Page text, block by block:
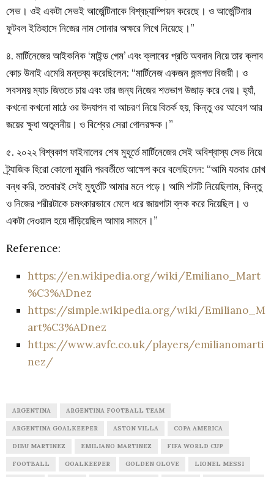
সেভ। ওই একটা সেভই আর্জেন্টিনাকে বিশ্বচ্যাম্পিয়ন করেছে। ও আর্জেন্টিনার
ফুটবল ইতিহাসে নিজের নাম সোনার অক্ষরে লিখে নিয়েছে।”
৪. মার্টিনেজের আইকনিক ‘মাইন্ড গেম’ এবং ক্লাবের প্রতি অবদান নিয়ে তার ক্লাব
কোচ উনাই এমেরি মন্তব্য করেছিলেন: “মার্টিনেজ একজন জন্মগত বিজয়ী। ও
সবসময় ম্যাচ জিততে চায় এবং তার জন্য নিজের শতভাগ উজাড় করে দেয়। হ্যাঁ,
কখনো কখনো মাঠে ওর উদযাপন বা আচরণ নিয়ে বিতর্ক হয়, কিন্তু ওর আবেগ আর
জয়ের ক্ষুধা অতুলনীয়। ও বিশ্বের সেরা গোলরক্ষক।”
৫. ২০২২ বিশ্বকাপ ফাইনালের শেষ মুহূর্তে মার্টিনেজের সেই অবিশ্বাস্য সেভ নিয়ে
ট্র্যাজিক হিরো কোলো মুয়ানি পরবর্তীতে আক্ষেপ করে বলেছিলেন: “আমি যতবার চোখ
বন্ধ করি, ততবারই সেই মুহূর্তটি আমার মনে পড়ে। আমি শটটি নিয়েছিলাম, কিন্তু
ও নিজের শরীরটাকে চমৎকারভাবে মেলে ধরে জায়গাটা ব্লক করে দিয়েছিল। ও
একটা দেওয়াল হয়ে দাঁড়িয়েছিল আমার সামনে।”
Reference:
https://en.wikipedia.org/wiki/Emiliano_Mart
%C3%ADnez
https://simple.wikipedia.org/wiki/Emiliano_M
art%C3%ADnez
https://www.avfc.co.uk/players/emilianomarti
nez/
ARGENTINA ARGENTINA FOOTBALL TEAM
ARGENTINA GOALKEEPER ASTON VILLA COPA AMERICA
DIBU MARTINEZ EMILIANO MARTINEZ FIFA WORLD CUP
FOOTBALL GOALKEEPER GOLDEN GLOVE LIONEL MESSI